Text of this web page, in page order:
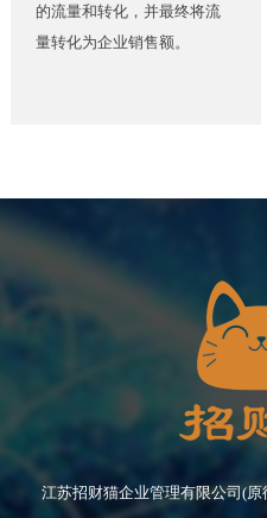
的流量和转化，并最终将流
量转化为企业销售额。
江苏招财猫企业管理有限公司(原